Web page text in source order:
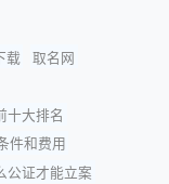
载
取名网
十大排名
件和费用
公证才能立案